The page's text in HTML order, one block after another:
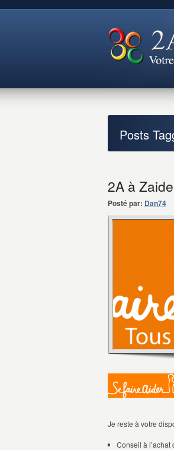
Posts
2A à
Posté par: Dan74
Je reste à votre
Conseil à l’achat